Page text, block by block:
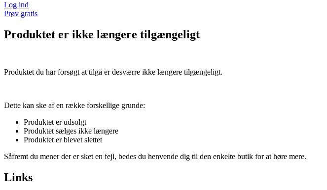
Log ind
Prøv gratis
Produktet er ikke længere tilgængeligt
Produktet du har forsøgt at tilgå er desværre ikke længere tilgængeligt.
Dette kan ske af en række forskellige grunde:
Produktet er udsolgt
Produktet sælges ikke længere
Produktet er blevet slettet
Såfremt du mener der er sket en fejl, bedes du henvende dig til den enkelte butik for at høre mere.
Links